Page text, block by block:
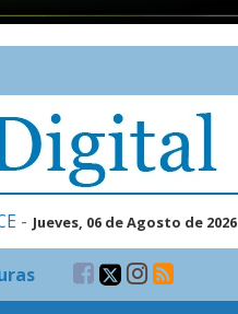
- Jueves, 06 de Agosto de 2026